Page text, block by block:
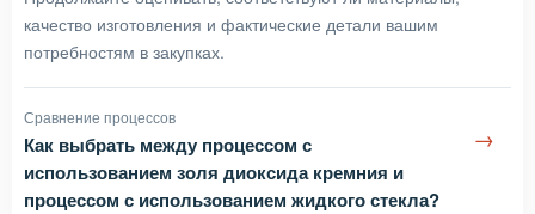
качество изготовления и фактические детали вашим
потребностям в закупках.
Сравнение процессов
Как выбрать между процессом с
использованием золя диоксида кремния и
процессом с использованием жидкого стекла?
→